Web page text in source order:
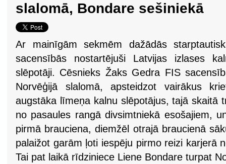
slalomā, Bondare sešiniekā
Ar mainīgām sekmēm dažādās
sacensībās nostartējuši Latvijas izlases
slēpotāji. Cēsnieks Žaks Gedra FIS
Norvēģijā slalomā, apsteidzot vairākus
augstāka līmeņa kalnu slēpotājus, tajā skaitā
no pasaules rangā divsimtniekā esošajiem,
pirmā brauciena, diemžēl otrajā braucienā
palaižot garām ļoti iespēju pirmo reizi karjerā
Tai pat laikā rīdziniece Liene Bondare turpat